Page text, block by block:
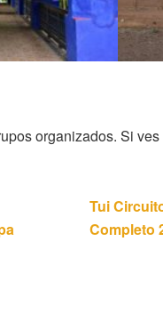
organizados. Si
Tui
Completo